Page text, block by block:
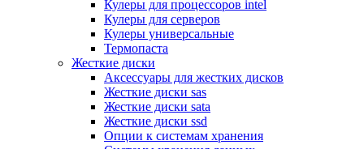
Микрофоны
Элементы питания, батарейки
Портмоне, боксы, стойки для дисков
Презентеры
Виртуальные очки
Аксессуары и опции для ноутбуков
Клавиатуры для ноутбуков
Сумки
Адаптеры и зарядные устройства
Подставки
Кулеры для процессоров intel
Кулеры для серверов
Кулеры универсальные
Термопаста
Жесткие диски
Аксессуары для жестких дисков
Жесткие диски sas
Жесткие диски sata
Жесткие диски ssd
Опции к системам хранения